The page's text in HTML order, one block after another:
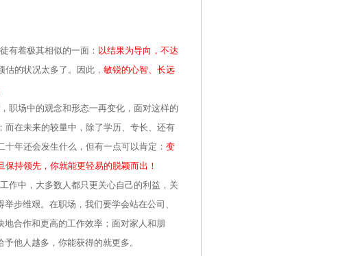
有着极其相似的一面： 以结果为导向，不达
的状况太多了。因此， 敏锐的心智、长远
职场中的观念和形态一再变化，面对这样的
在未来的较量中，除了学历、专长、还有
年还会发生什么，但有一点可以肯定： 变
持领先，你就能更轻易的脱颖而出！
作中，大多数人都只更关心自己的利益，关
步维艰。在职场，我们要学会站在公司、
合作和更高的工作效率；面对家人和朋
他人越多，你能获得的就更多。